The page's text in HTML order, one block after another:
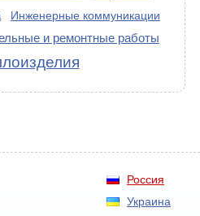
Инженерные коммуникации
и ремонтные работы
Россия
Украина